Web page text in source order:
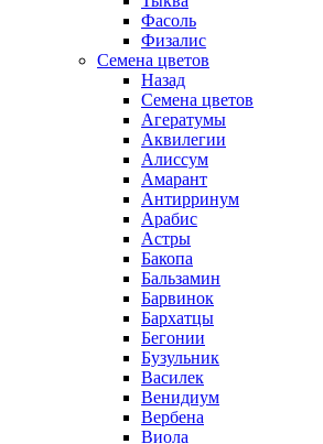
Фасоль
Физалис
Семена цветов
Назад
Семена цветов
Агератумы
Аквилегии
Алиссум
Амарант
Антирринум
Арабис
Астры
Бакопа
Бальзамин
Барвинок
Бархатцы
Бегонии
Бузульник
Василек
Венидиум
Вербена
Виола